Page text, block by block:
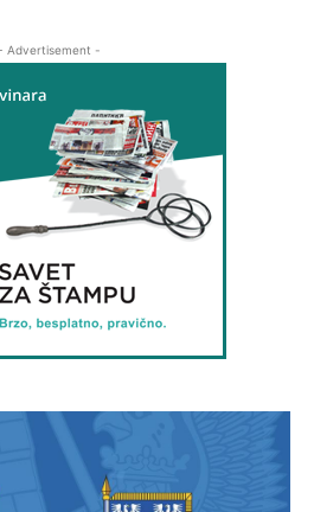
Advertisement -